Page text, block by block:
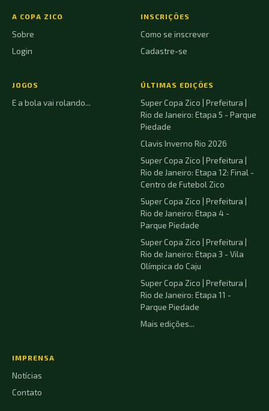
A COPA ZICO
Sobre
Login
INSCRIÇÕES
Como se inscrever
Cadastre-se
JOGOS
E a bola vai rolando...
ÚLTIMAS EDIÇÕES
Super Copa Zico | Prefeitura |
Rio de Janeiro: Etapa 5 - Parque
Piedade
Clavis Inverno Rio 2026
Super Copa Zico | Prefeitura |
Rio de Janeiro: Etapa 12: Final -
Centro de Futebol Zico
Super Copa Zico | Prefeitura |
Rio de Janeiro: Etapa 4 -
Parque Piedade
Super Copa Zico | Prefeitura |
Rio de Janeiro: Etapa 3 - Vila
Olímpica do Caju
Super Copa Zico | Prefeitura |
Rio de Janeiro: Etapa 11 -
Parque Piedade
Mais edições...
IMPRENSA
Notícias
Contato